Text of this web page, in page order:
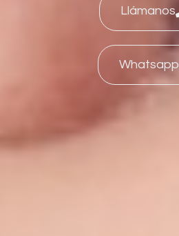
Llámanos
Whatsapp